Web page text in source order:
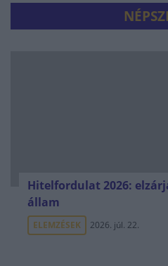
Hitelfordulat 2026:
állam
ELEMZÉSEK 2026. júl. 22.